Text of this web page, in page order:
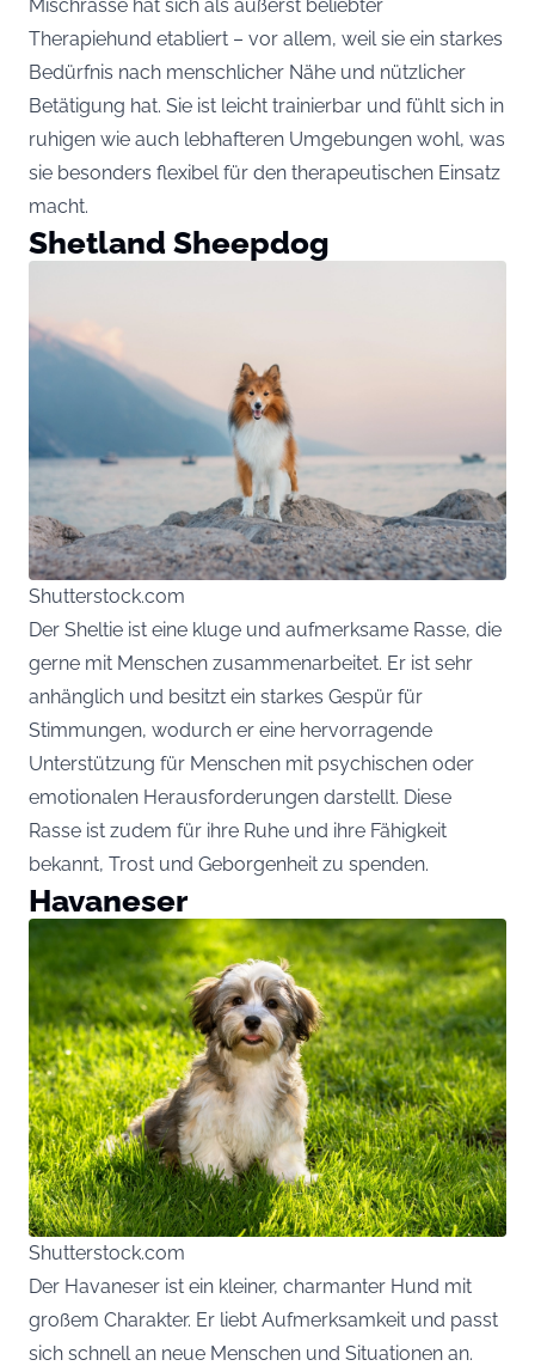
Mischrasse hat sich als äußerst beliebter
Therapiehund etabliert – vor allem, weil sie ein starkes
Bedürfnis nach menschlicher Nähe und nützlicher
Betätigung hat. Sie ist leicht trainierbar und fühlt sich in
ruhigen wie auch lebhafteren Umgebungen wohl, was
sie besonders flexibel für den therapeutischen Einsatz
macht.
Shetland Sheepdog
Shutterstock.com
Der Sheltie ist eine kluge und aufmerksame Rasse, die
gerne mit Menschen zusammenarbeitet. Er ist sehr
anhänglich und besitzt ein starkes Gespür für
Stimmungen, wodurch er eine hervorragende
Unterstützung für Menschen mit psychischen oder
emotionalen Herausforderungen darstellt. Diese
Rasse ist zudem für ihre Ruhe und ihre Fähigkeit
bekannt, Trost und Geborgenheit zu spenden.
Havaneser
Shutterstock.com
Der Havaneser ist ein kleiner, charmanter Hund mit
großem Charakter. Er liebt Aufmerksamkeit und passt
sich schnell an neue Menschen und Situationen an.